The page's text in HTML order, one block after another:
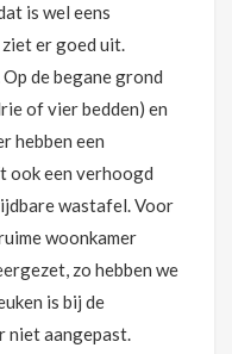
is wel eens
ziet er goed uit.
de begane grond
of vier bedden) en
hebben een
ook een verhoogd
wastafel. Voor
woonkamer
zo hebben we
is bij de
niet aangepast.